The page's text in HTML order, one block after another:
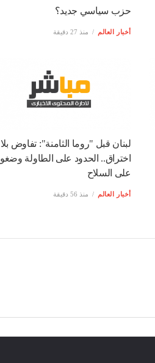
حزب سياسي جديد؟
أخبار العالم منذ 27 دقيقة
لبنان قبل "روما الثامنة": تفاوض بلا
اختراق.. الحدود على الطاولة
على السلاح
أخبار العالم منذ 56 دقيقة